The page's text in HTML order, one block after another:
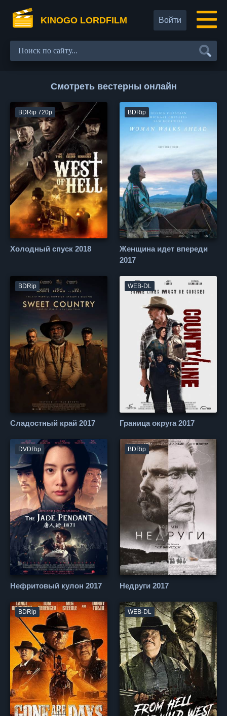
KINOGO LORDFILM Войти
Смотреть вестерны онлайн
BDRip 720p
Холодный спуск 2018
BDRip
Женщина идет впереди
2017
BDRip
Сладостный край 2017
WEB-DL
Граница округа 2017
DVDRip
Нефритовый кулон 2017
BDRip
Недруги 2017
BDRip WEB-DL